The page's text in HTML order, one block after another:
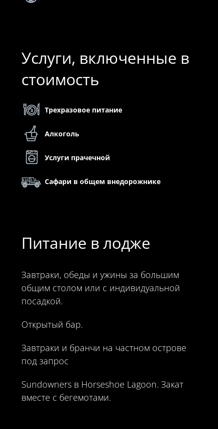
Услуги, включенные в
стоимость
Трехразовое питание
Алкоголь
Услуги прачечной
Сафари в общем внедорожнике
Питание в лодже
Завтраки, обеды и ужины за большим
общим столом или с индивидуальной
посадкой.
Открытый бар.
Завтраки и бранчи на частном острове
под запрос
Sundowners в Horseshoe Lagoon. Закат
вместе с бегемотами.